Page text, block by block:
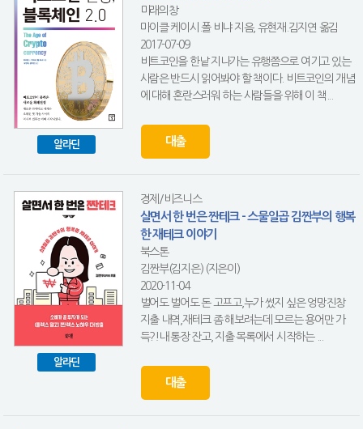
알라딘
미래의창
마이클 케이시.폴 비냐 지음, 유현재.김지연 옮김
2017-07-09
비트코인을 한낱 지나가는 유행쯤으로 여기고 있는
사람은 반드시 읽어봐야 할 책이다. 비트코인의 개념
에 대해 혼란스러워 하는 사람들을 위해 이 책...
대출
알라딘
경제/비즈니스
살면서 한 번은 짠테크 - 스물일곱 김짠부의 행복
한 재테크 이야기
북스톤
김짠부(김지은) (지은이)
2020-11-04
벌어도 벌어도 돈 고프고,누가 썼지 싶은 엉망진창
지출 내역,재테크 좀 해보려는데 모르는 용어만 가
득?!내 통장 잔고, 지출 목록에서 시작하는 ...
대출